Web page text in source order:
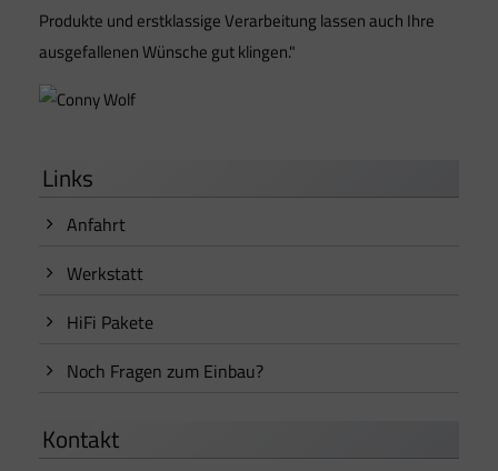
Produkte und erstklassige Verarbeitung lassen auch Ihre
ausgefallenen Wünsche gut klingen."
Links
Anfahrt
Werkstatt
HiFi Pakete
Noch Fragen zum Einbau?
Kontakt